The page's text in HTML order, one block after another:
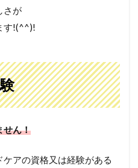
さが
す!(^^)!
せん！
アの資格又は経験がある